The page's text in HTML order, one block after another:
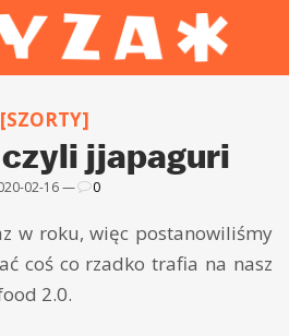
[SZORTY]
jjapaguri
02-16 — 0
w roku, więc postanowiliśmy
coś co rzadko trafia na nasz
2.0.